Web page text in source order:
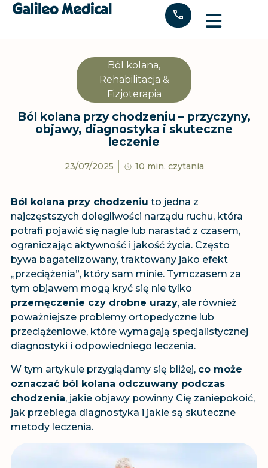
Ból kolana,
Rehabilitacja &
Fizjoterapia
Ból kolana przy chodzeniu – przyczyny,
objawy, diagnostyka i skuteczne
leczenie
23/07/2025 10 min. czytania
Ból kolana przy chodzeniu to jedna z
najczęstszych dolegliwości narządu ruchu, która
potrafi pojawić się nagle lub narastać z czasem,
ograniczając aktywność i jakość życia. Często
bywa bagatelizowany, traktowany jako efekt
„przeciążenia”, który sam minie. Tymczasem za
tym objawem mogą kryć się nie tylko
przemęczenie czy drobne urazy, ale również
poważniejsze problemy ortopedyczne lub
przeciążeniowe, które wymagają specjalistycznej
diagnostyki i odpowiedniego leczenia.
W tym artykule przyglądamy się bliżej, co może
oznaczać ból kolana odczuwany podczas
chodzenia, jakie objawy powinny Cię zaniepokoić,
jak przebiega diagnostyka i jakie są skuteczne
metody leczenia.